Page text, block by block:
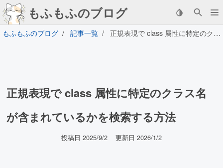
もふもふのブログ
もふもふのブログ 記事一覧 正規表現で class 属性に特定のクラス名が含まれているかを検索する方法
正規表現で class 属性に特定のクラス名
が含まれているかを検索する方法
投稿日 2025/9/2 更新日 2026/1/2